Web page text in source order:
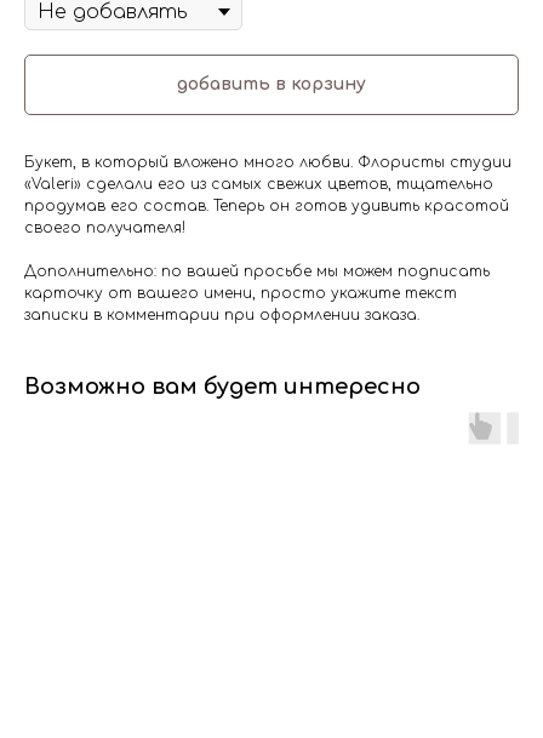
добавить в корзину
Букет, в который вложено много любви. Флористы студии
«Valeri» сделали его из самых свежих цветов, тщательно
продумав его состав. Теперь он готов удивить красотой
своего получателя!
Дополнительно: по вашей просьбе мы можем подписать
карточку от вашего имени, просто укажите текст
записки в комментарии при оформлении заказа.
Возможно вам будет интересно